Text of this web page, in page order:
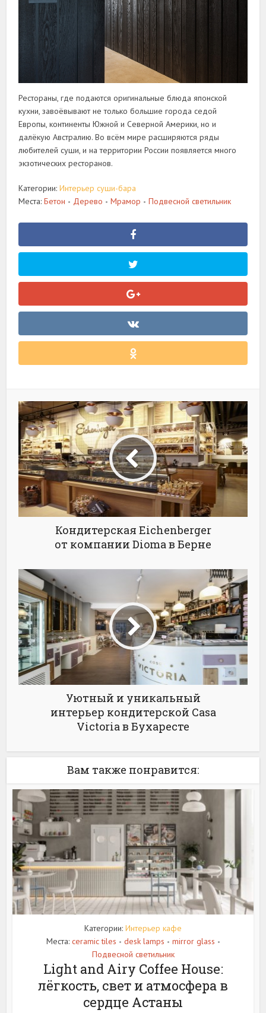
Рестораны, где подаются оригинальные блюда японской
кухни, завоёвывают не только большие города седой
Европы, континенты Южной и Северной Америки, но и
далёкую Австралию. Во всём мире расширяются ряды
любителей суши, и на территории России появляется много
экзотических ресторанов.
Категории:Интерьер суши-бара
Места:Бетон • Дерево • Мрамор • Подвесной светильник
Кондитерская Eichenberger
от компании Dioma в Берне
Уютный и уникальный
интерьер кондитерской Casa
Victoria в Бухаресте
Вам также понравится:
Категории: Интерьер кафе
Места: ceramic tiles • desk lamps • mirror glass •
Подвесной светильник
Light and Airy Coffee House:
лёгкость, свет и атмосфера в
сердце Астаны